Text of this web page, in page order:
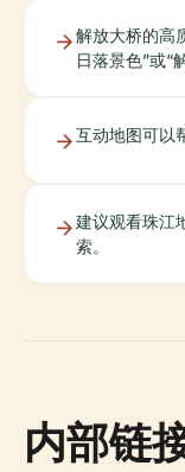
解放大桥的高
日落景色”或“
互动地图可以
建议观看珠江
索。
内部链